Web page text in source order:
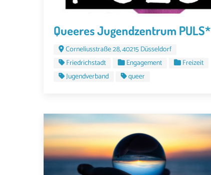
Queeres Jugendzentrum PULS*
Corneliusstraße 28, 40215 Düsseldorf
Friedrichstadt
Engagement
Freizeit
Jugendverband
queer